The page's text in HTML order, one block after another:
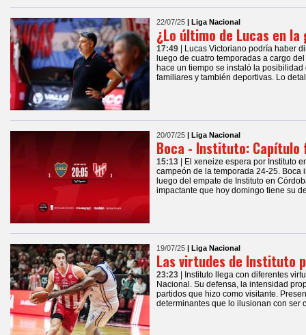
22/07/25 | Liga Nacional
¿Lo último de Lucas en
17:49
| Lucas Victoriano podría haber
luego de cuatro temporadas a cargo
hace un tiempo se instaló la
familiares y también deportivas. Lo
20/07/25 | Liga Nacional
Boca - Instituto: Capítulo
15:13
| El xeneize espera por Instituto
campeón de la temporada 24-25. Boca
luego del empate de Instituto en
impactante que hoy domingo tiene su
19/07/25 | Liga Nacional
Las virtudes de Instituto
23:23
| Instituto llega con diferentes
Nacional. Su defensa, la intensidad
partidos que hizo como visitante.
determinantes que lo ilusionan con ser